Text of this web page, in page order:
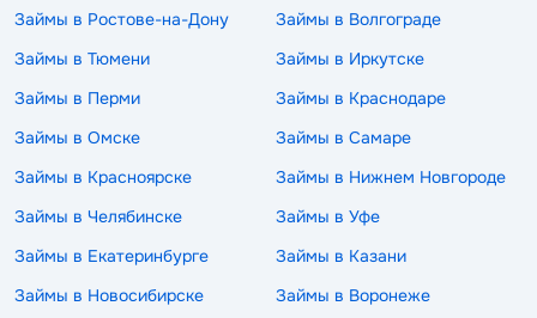
Займы в Ростове-на-Дону
Займы в Волгограде
Займы в Тюмени
Займы в Иркутске
Займы в Перми
Займы в Краснодаре
Займы в Омске
Займы в Самаре
Займы в Красноярске
Займы в Нижнем Новгороде
Займы в Челябинске
Займы в Уфе
Займы в Екатеринбурге
Займы в Казани
Займы в Новосибирске
Займы в Воронеже